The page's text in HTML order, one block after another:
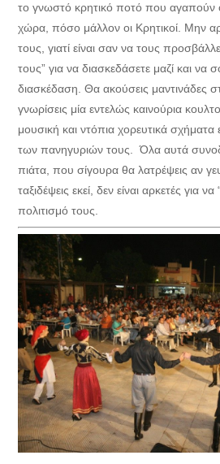
το γνωστό κρητικό ποτό που αγαπούν
χώρα, πόσο μάλλον οι Κρητικοί. Μην
τους, γιατί είναι σαν να τους
τους” για να διασκεδάσετε μαζί και να
διασκέδαση. Θα ακούσεις μαντινάδες
γνωρίσεις μία εντελώς καινούρια
μουσική και ντόπια χορευτικά σχήματα
των πανηγυριών τους. Όλα αυτά
πιάτα, που σίγουρα θα λατρέψεις αν
ταξιδέψεις εκεί, δεν είναι αρκετές για
πολιτισμό τους.